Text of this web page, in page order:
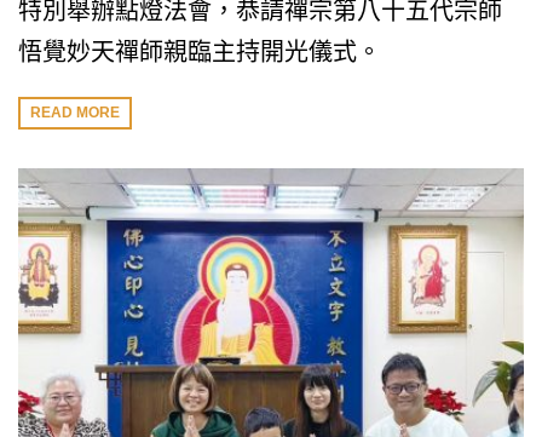
特別舉辦點燈法會，恭請禪宗第八十五代宗師
悟覺妙天禪師親臨主持開光儀式。
READ MORE